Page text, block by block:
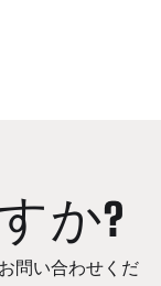
か?
問い合わせくだ